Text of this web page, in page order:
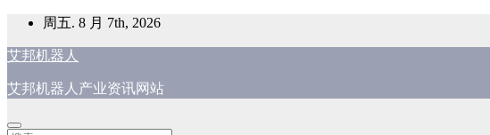
内
周五. 8 月 7th, 2026
艾邦机器人
艾邦机器人产业资讯网站